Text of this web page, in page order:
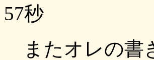
57秒
またオレの書